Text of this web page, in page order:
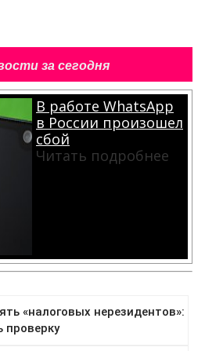
за сегодня
В работе WhatsApp
в России произошел
сбой
Читать подробнее